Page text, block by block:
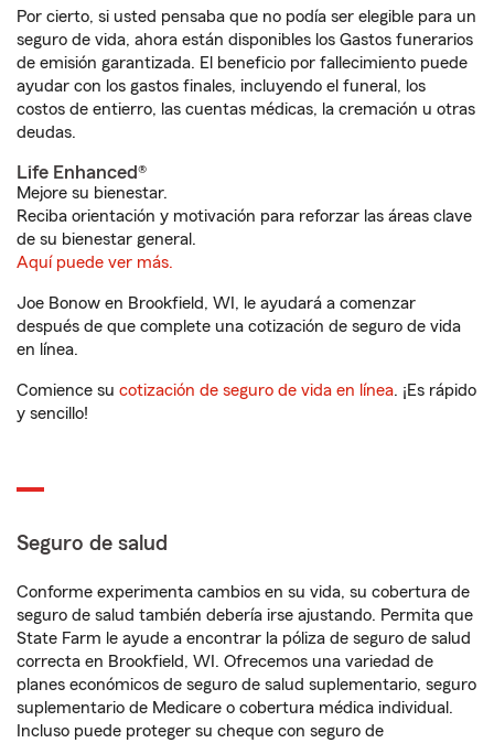
Por cierto, si usted pensaba que no podía ser elegible para un
seguro de vida, ahora están disponibles los Gastos funerarios
de emisión garantizada. El beneficio por fallecimiento puede
ayudar con los gastos finales, incluyendo el funeral, los
costos de entierro, las cuentas médicas, la cremación u otras
deudas.
Life Enhanced®
Mejore su bienestar.
Reciba orientación y motivación para reforzar las áreas clave
de su bienestar general.
Aquí puede ver más.
Joe Bonow en Brookfield, WI, le ayudará a comenzar
después de que complete una cotización de seguro de vida
en línea.
Comience su cotización de seguro de vida en línea. ¡Es rápido
y sencillo!
Seguro de salud
Conforme experimenta cambios en su vida, su cobertura de
seguro de salud también debería irse ajustando. Permita que
State Farm le ayude a encontrar la póliza de seguro de salud
correcta en Brookfield, WI. Ofrecemos una variedad de
planes económicos de seguro de salud suplementario, seguro
suplementario de Medicare o cobertura médica individual.
Incluso puede proteger su cheque con seguro de